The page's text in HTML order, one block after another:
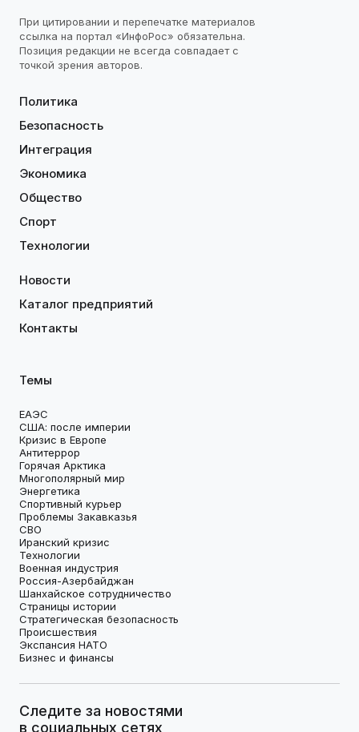
При цитировании и перепечатке материалов
ссылка на портал «ИнфоРос» обязательна.
Позиция редакции не всегда совпадает с
точкой зрения авторов.
Политика
Безопасность
Интеграция
Экономика
Общество
Спорт
Технологии
Новости
Каталог предприятий
Контакты
Темы
ЕАЭС
США: после империи
Кризис в Европе
Антитеррор
Горячая Арктика
Многополярный мир
Энергетика
Спортивный курьер
Проблемы Закавказья
СВО
Иранский кризис
Технологии
Военная индустрия
Россия-Азербайджан
Шанхайское сотрудничество
Страницы истории
Стратегическая безопасность
Происшествия
Экспансия НАТО
Бизнес и финансы
Следите за новостями
в социальных сетях